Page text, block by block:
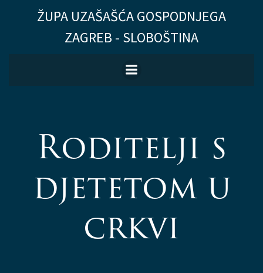
to
content
ŽUPA UZAŠAŠĆA GOSPODNJEGA
ZAGREB - SLOBOŠTINA
Roditelji s
djetetom u
crkvi